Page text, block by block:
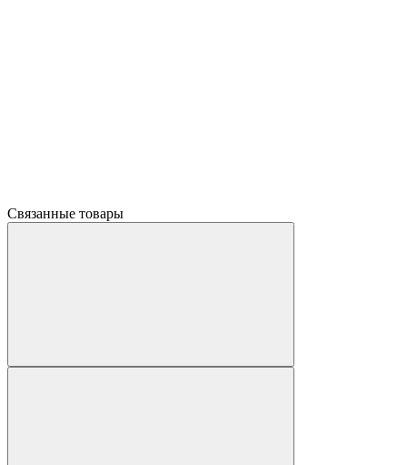
Связанные товары